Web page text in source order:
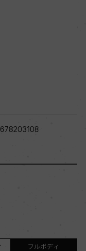
フルボディ